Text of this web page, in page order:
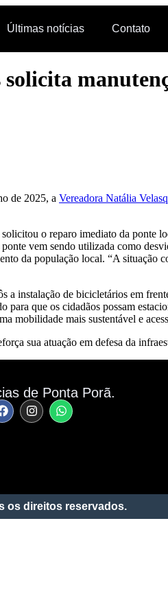
Últimas notícias Contato
solicita
de 2025, a Vereadora Natália
o reparo imediato da ponte
vem sendo utilizada como
da população local. “A situação
a instalação de bicicletários em
para que os cidadãos possam
mobilidade mais sustentável e
sua atuação em defesa da
de Ponta Porã.
os direitos reservados.